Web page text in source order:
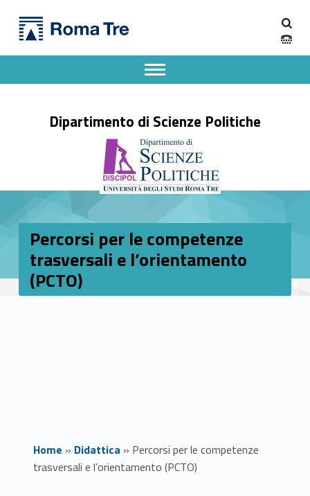
Percorsi per le competenze trasversali e l’orientamento (PCTO) - Dipartimento di Scienze Politiche
Dipartimento di Scienze Politiche
Apri il menu secondario
Header info sidebar
Percorsi per le competenze
trasversali e l’orientamento
(PCTO)
Home » Didattica » Percorsi per le competenze
trasversali e l’orientamento (PCTO)